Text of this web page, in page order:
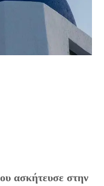
ασκήτευσε στην